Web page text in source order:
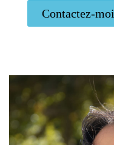
Contactez-moi